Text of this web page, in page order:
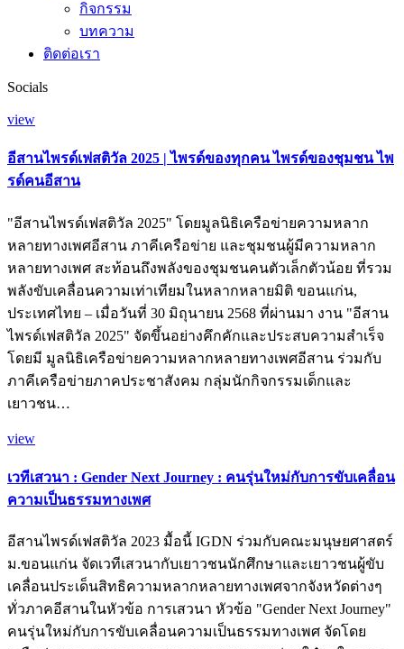
กิจกรรม
บทความ
ติดต่อเรา
Socials
view
อีสานไพรด์เฟสติวัล 2025 | ไพรด์ของทุกคน ไพรด์ของชุมชน ไพ
รด์คนอีสาน
"อีสานไพรด์เฟสติวัล 2025" โดยมูลนิธิเครือข่ายความหลาก
หลายทางเพศอีสาน ภาคีเครือข่าย และชุมชนผู้มีความหลาก
หลายทางเพศ สะท้อนถึงพลังของชุมชนคนตัวเล็กตัวน้อย ที่รวม
พลังขับเคลื่อนความเท่าเทียมในหลากหลายมิติ ขอนแก่น,
ประเทศไทย – เมื่อวันที่ 30 มิถุนายน 2568 ที่ผ่านมา งาน "อีสาน
ไพรด์เฟสติวัล 2025" จัดขึ้นอย่างคึกคักและประสบความสำเร็จ
โดยมี มูลนิธิเครือข่ายความหลากหลายทางเพศอีสาน ร่วมกับ
ภาคีเครือข่ายภาคประชาสังคม กลุ่มนักกิจกรรมเด็กและ
เยาวชน…
view
เวทีเสวนา : Gender Next Journey : คนรุ่นใหม่กับการขับเคลื่อน
ความเป็นธรรมทางเพศ
อีสานไพรด์เฟสติวัล 2023 มื้อนี้ IGDN ร่วมกับคณะมนุษยศาสตร์
ม.ขอนแก่น จัดเวทีเสวนากับเยาวชนนักศึกษาและเยาวชนผู้ขับ
เคลื่อนประเด็นสิทธิความหลากหลายทางเพศจากจังหวัดต่างๆ
ทั่วภาคอีสานในหัวข้อ การเสวนา หัวข้อ "Gender Next Journey"
คนรุ่นใหม่กับการขับเคลื่อนความเป็นธรรมทางเพศ จัดโดย